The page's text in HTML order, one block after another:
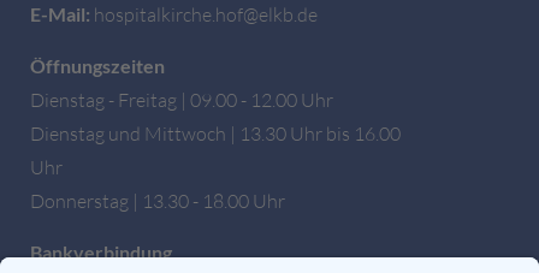
E-Mail: hospitalkirche.hof@elkb.de
Öffnungszeiten
Dienstag - Freitag | 09.00 - 12.00 Uhr
Dienstag und Mittwoch | 13.30 Uhr bis 16.00
Uhr
Donnerstag | 13.30 - 18.00 Uhr
Bankverbindung